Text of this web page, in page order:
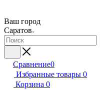
Ваш город
Саратов
Сравнение0
Избранные товары 0
Корзина 0